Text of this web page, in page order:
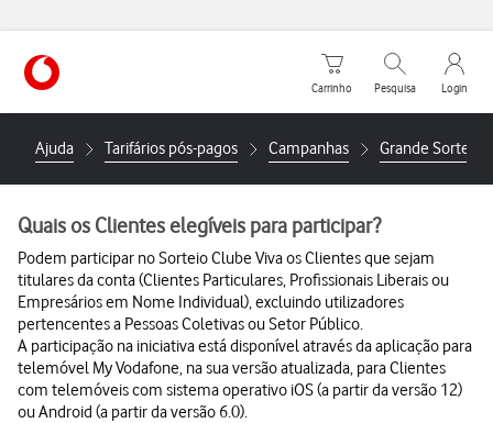
https://www.vodafone.pt
Carrinho de compras
Carrinho
Pesquisar
Pesquisa
My
Login
Ajuda Tarifários pós-pagos Campanhas Grande Sorteio
Quais os Clientes elegíveis para participar?
Podem participar no Sorteio Clube Viva os Clientes que sejam
titulares da conta (Clientes Particulares, Profissionais Liberais ou
Empresários em Nome Individual), excluindo utilizadores
pertencentes a Pessoas Coletivas ou Setor Público.
A participação na iniciativa está disponível através da aplicação para
telemóvel My Vodafone, na sua versão atualizada, para Clientes
com telemóveis com sistema operativo iOS (a partir da versão 12)
ou Android (a partir da versão 6.0).